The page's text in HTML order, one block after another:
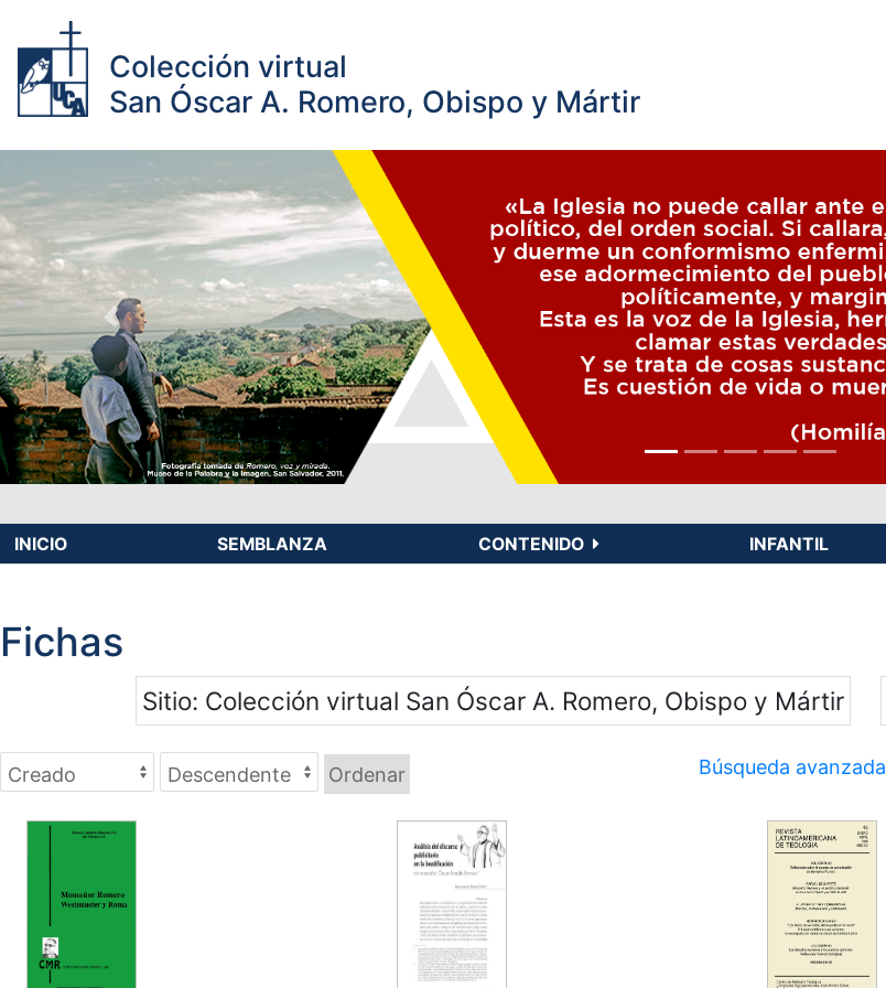
Colección virtual
San Óscar A. Romero, Obispo y Mártir
INICIO SEMBLANZA CONTENIDO INFANTIL
Fichas
Sitio Colección virtual San Óscar A. Romero, Obispo y Mártir
Búsqueda avanzada
Ordenar